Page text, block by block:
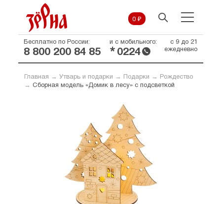
0 ₽
Бесплатно по России:
8 800 200 84 85
и с мобильного:
* 0224
с 9 до 21
ежедневно
Главная → Утварь и подарки → Подарки →
Рождество
→ Сборная модель «Домик в лесу» с подсветкой